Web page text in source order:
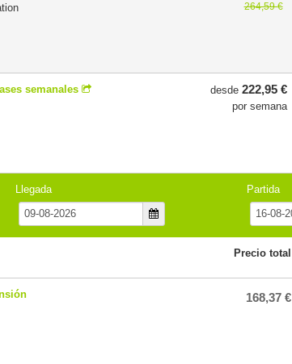
264,59 €
semanales
desde 222,95 €
por semana
Llegada Partida
Precio total
168,37 €